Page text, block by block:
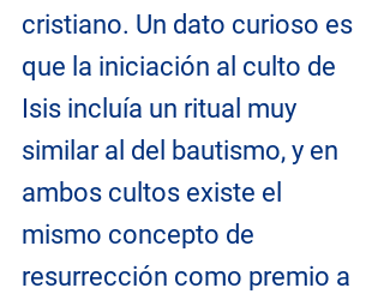
cristiano. Un dato curioso es
que la iniciación al culto de
Isis incluía un ritual muy
similar al del bautismo, y en
ambos cultos existe el
mismo concepto de
resurrección como premio a